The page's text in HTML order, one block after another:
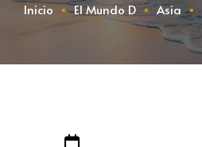
Inicio El Mundo D Asia